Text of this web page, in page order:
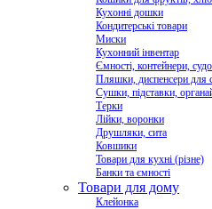
Кухонні дошки
Кондитерські товари
Миски
Кухонний інвентар
Ємності, контейнери,
Пляшки, диспенсери для
Сушки, підставки,
Терки
Лійки, воронки
Друшляки, сита
Ковшики
Товари для кухні (різне)
Банки та ємності
Товари для дому
Клейонка